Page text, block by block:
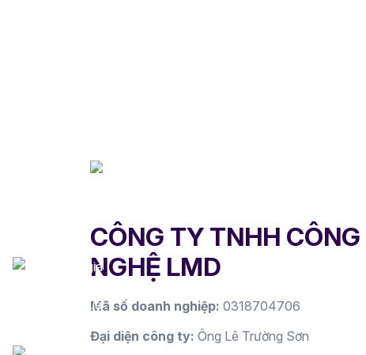
CÔNG TY TNHH CÔNG
NGHỆ LMD
Mã số doanh nghiệp: 0318704706
Đại diện công ty: Ông Lê Trường Sơn